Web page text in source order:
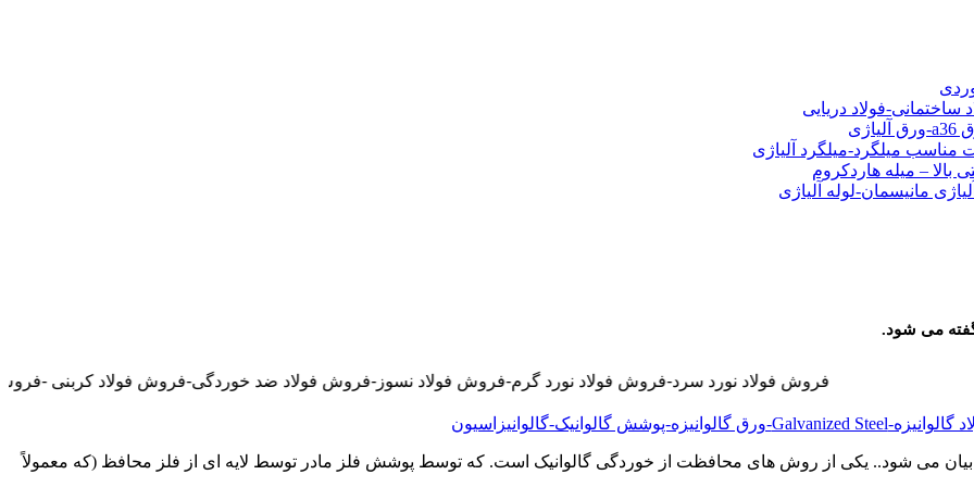
ساختمانی-فولاد دریایی
مناسب میلگرد-میلگرد آلیاژی
– میله هاردکروم
مانیسمان-لوله آلیاژی
فروش فولاد نورد سرد-فروش فولاد نورد گرم-فروش فولاد نسوز-فروش فولاد ضد خوردگی-فروش فولاد کربنی -فروش فولاد زنگ نزن-فروش
بیان می شود.. یکی از روش های محافظت از خوردگی گالوانیک است. که توسط پوشش فلز مادر توسط لایه ای از فلز محافظ (که معمولاً